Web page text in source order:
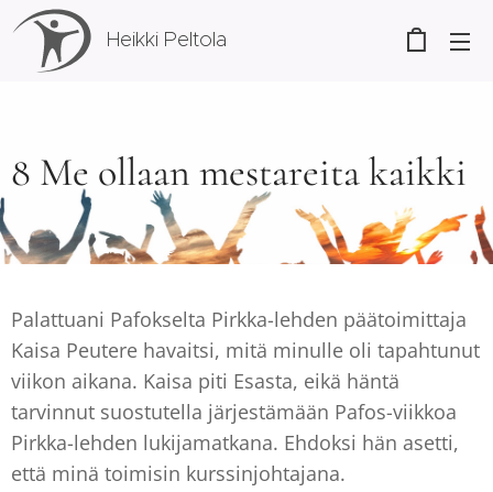
Heikki Peltola
8 Me ollaan mestareita kaikki
Palattuani Pafokselta Pirkka-lehden päätoimittaja
Kaisa Peutere havaitsi, mitä minulle oli tapahtunut
viikon aikana. Kaisa piti Esasta, eikä häntä
tarvinnut suostutella järjestämään Pafos-viikkoa
Pirkka-lehden lukijamatkana. Ehdoksi hän asetti,
että minä toimisin kurssinjohtajana.